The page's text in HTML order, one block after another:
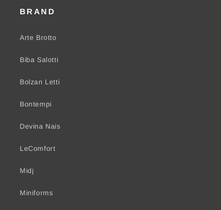
BRAND
Arte Brotto
Biba Salotti
Bolzan Letti
Bontempi
Devina Nais
LeComfort
Midj
Miniforms